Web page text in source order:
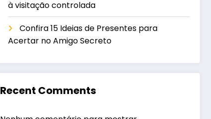
à visitação controlada
Confira 15 Ideias de Presentes para
Acertar no Amigo Secreto
Recent Comments